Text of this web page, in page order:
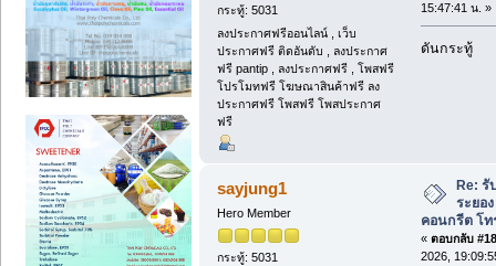
กระทู้: 5031
ลงประกาศฟรีออนไลน์ , เว็บ
ประกาศฟรี ติดอันดับ , ลงประกาศ
ฟรี pantip , ลงประกาศฟรี , โพสฟรี
โปรโมทฟรี โฆษณาสินค้าฟรี ลง
ประกาศฟรี โพสฟรี โพสประกาศ
ฟรี
15:47:41 น. »
ดันกระทู้
sayjung1
Hero Member
กระทู้: 5031
Re:
ระยอ
คอนกรีต โท
« ตอบกลับ
2026,